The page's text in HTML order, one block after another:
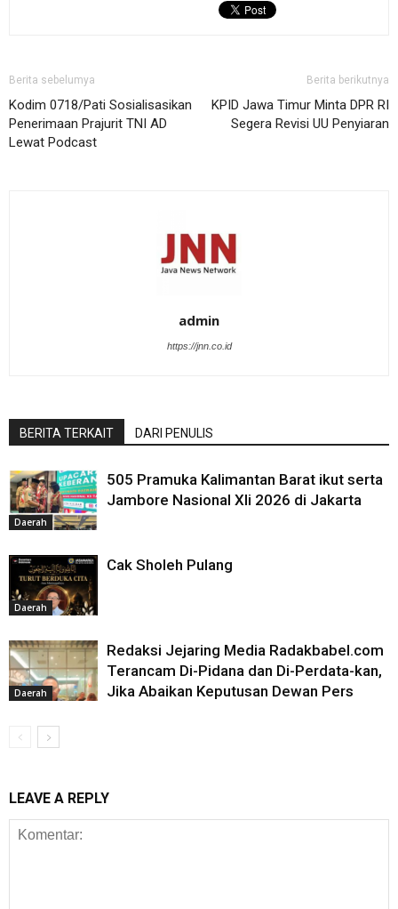
Berita sebelumya
Kodim 0718/Pati Sosialisasikan
Penerimaan Prajurit TNI AD
Lewat Podcast
Berita berikutnya
KPID Jawa Timur Minta DPR RI
Segera Revisi UU Penyiaran
admin
https://jnn.co.id
BERITA TERKAIT DARI PENULIS
Daerah
505 Pramuka Kalimantan Barat ikut serta
Jambore Nasional XIi 2026 di Jakarta
Daerah
Cak Sholeh Pulang
Daerah
Redaksi Jejaring Media Radakbabel.com
Terancam Di-Pidana dan Di-Perdata-kan,
Jika Abaikan Keputusan Dewan Pers
LEAVE A REPLY